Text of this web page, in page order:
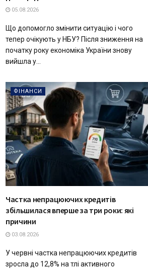
05.08.2026
Що допомогло змінити ситуацію і чого
тепер очікують у НБУ? Після зниження на
початку року економіка України знову
вийшла у...
ФІНАНСИ
Частка непрацюючих кредитів
збільшилася вперше за три роки: які
причини
03.08.2026
У червні частка непрацюючих кредитів
зросла до 12,8% на тлі активного